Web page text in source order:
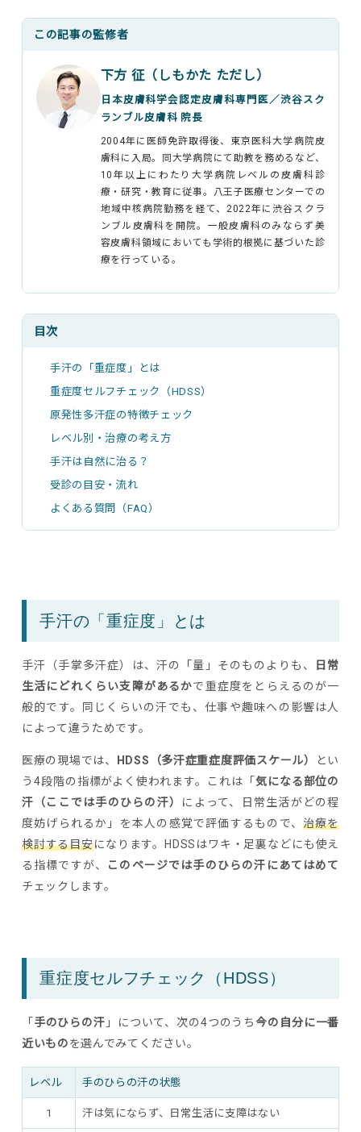
この記事の監修者
下方 征（しもかた ただし）
日本皮膚科学会認定皮膚科専門医／渋谷スク
ランブル皮膚科 院長
2004年に医師免許取得後、東京医科大学病院皮
膚科に入局。同大学病院にて助教を務めるなど、
10年以上にわたり大学病院レベルの皮膚科診
療・研究・教育に従事。八王子医療センターでの
地域中核病院勤務を経て、2022年に渋谷スクラ
ンブル皮膚科を開院。一般皮膚科のみならず美
容皮膚科領域においても学術的根拠に基づいた診
療を行っている。
目次
手汗の「重症度」とは
重症度セルフチェック（HDSS）
原発性多汗症の特徴チェック
レベル別・治療の考え方
手汗は自然に治る？
受診の目安・流れ
よくある質問（FAQ）
手汗の「重症度」とは
手汗（手掌多汗症）は、汗の「量」そのものよりも、
日常
生活にどれくらい支障があるかで重症度をとらえるのが一
般的です。同じくらいの汗でも、仕事や趣味への影響は人
によって違うためです。
医療の現場では、 HDSS（多汗症重症度評価スケール）
とい
う4段階の指標がよく使われます。これは「 気になる部位の
汗（ここでは手のひらの汗）
によって、日常生活がどの程
度妨げられるか」を本人の感覚で評価するもので、 治療を
検討する目安になります。HDSSはワキ・足裏などにも使え
る指標ですが、
このページでは手のひらの汗にあてはめて
チェックします。
重症度セルフチェック（HDSS）
「 手のひらの汗 」について、次の4つのうち今の自分に一番
近いものを選んでみてください。
レベル 手のひらの汗の状態
1 汗は気にならず、日常生活に支障はない